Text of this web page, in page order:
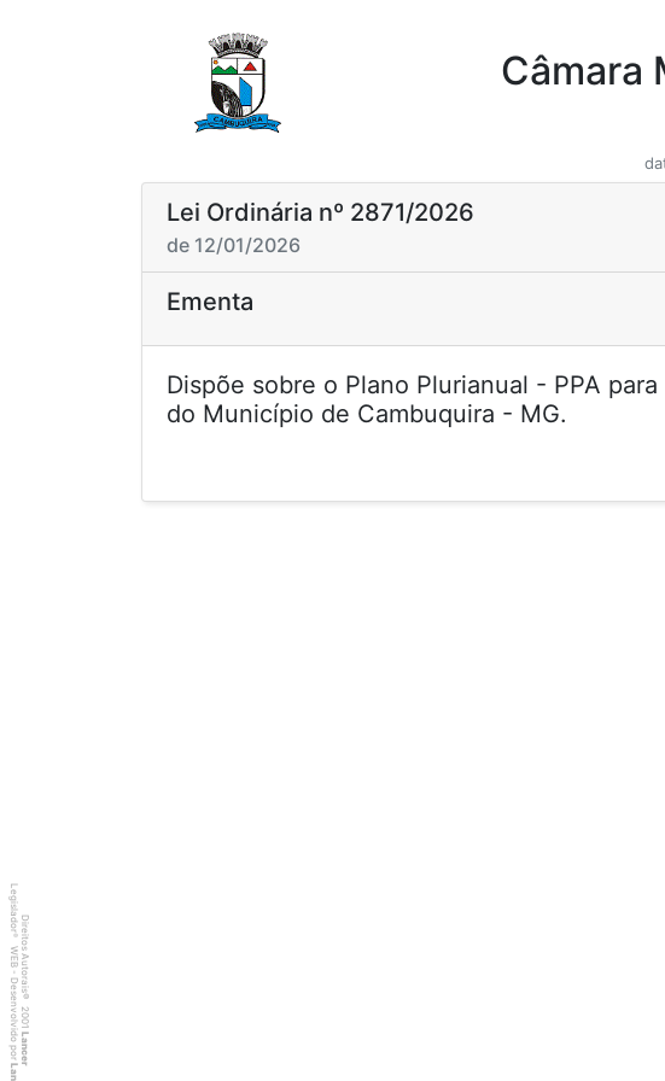
Câmara
Lei Ordinária nº 2871/2026
de 12/01/2026
Ementa
Dispõe sobre o Plano Plurianual - PPA
do Município de
Direitos Autorais
©
2001
Lancer
Legislador
®
WEB - Desenvolvido por